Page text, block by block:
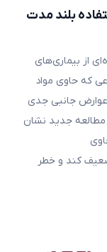
بلند مدت
از بیماری‌های
که حاوی مواد
عوارض جانبی جدی
مطالعه جدید نشان
ضعیف کند و خطر